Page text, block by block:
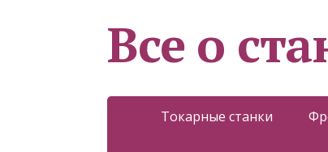
Все о
Токарные станки